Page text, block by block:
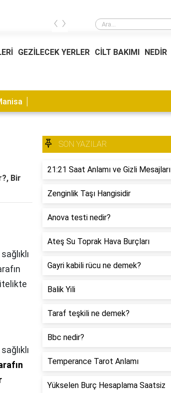
Kupa üzerine baskı nasıl yapılır?
‹ ›
GEZİLECEK YERLER CİLT BAKIMI NEDİR
Bir
SON YAZILAR
21:21 Saat Anlamı ve Gizli Mesajları
Zenginlik Taşı Hangisidir
Anova testi nedir?
Ateş Su Toprak Hava Burçları
Gayri kabili rücu ne demek?
Balik Yili
Taraf teşkili ne demek?
Bbc nedir?
Temperance Tarot Anlamı
Yükselen Burç Hesaplama Saatsiz